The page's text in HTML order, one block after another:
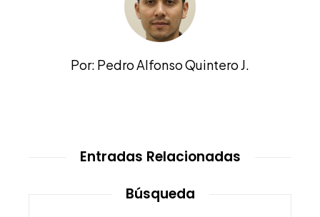
Por: Pedro Alfonso Quintero J.
Entradas Relacionadas
Búsqueda